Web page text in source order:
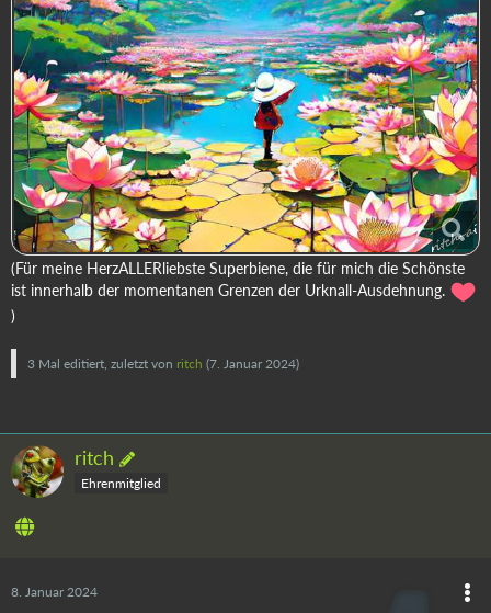
(Für meine HerzALLERliebste Superbiene, die für mich die Schönste
ist innerhalb der momentanen Grenzen der Urknall-Ausdehnung.
)
3 Mal editiert, zuletzt von ritch (7. Januar 2024)
ritch
Ehrenmitglied
8. Januar 2024